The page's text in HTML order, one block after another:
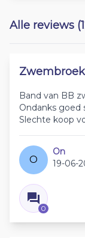
Alle reviews
Zwembroek
Band van BB
Ondanks goed
Slechte koop
O
On
19-06-
0